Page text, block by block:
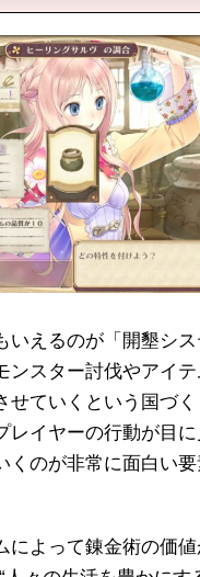
いえるのが「開墾シ
ンスター討伐やアイ
せていくという国づ
レイヤーの行動が目
くのが非常に面白い
によって錬金術の価値